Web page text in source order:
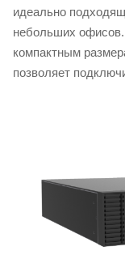
идеально
небольших офисов.
компактным
позволяет